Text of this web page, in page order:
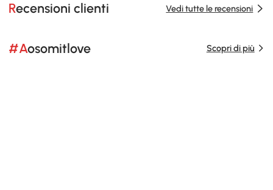
Recensioni clienti Vedi tutte le recensioni
#Aosomitlove Scopri di più